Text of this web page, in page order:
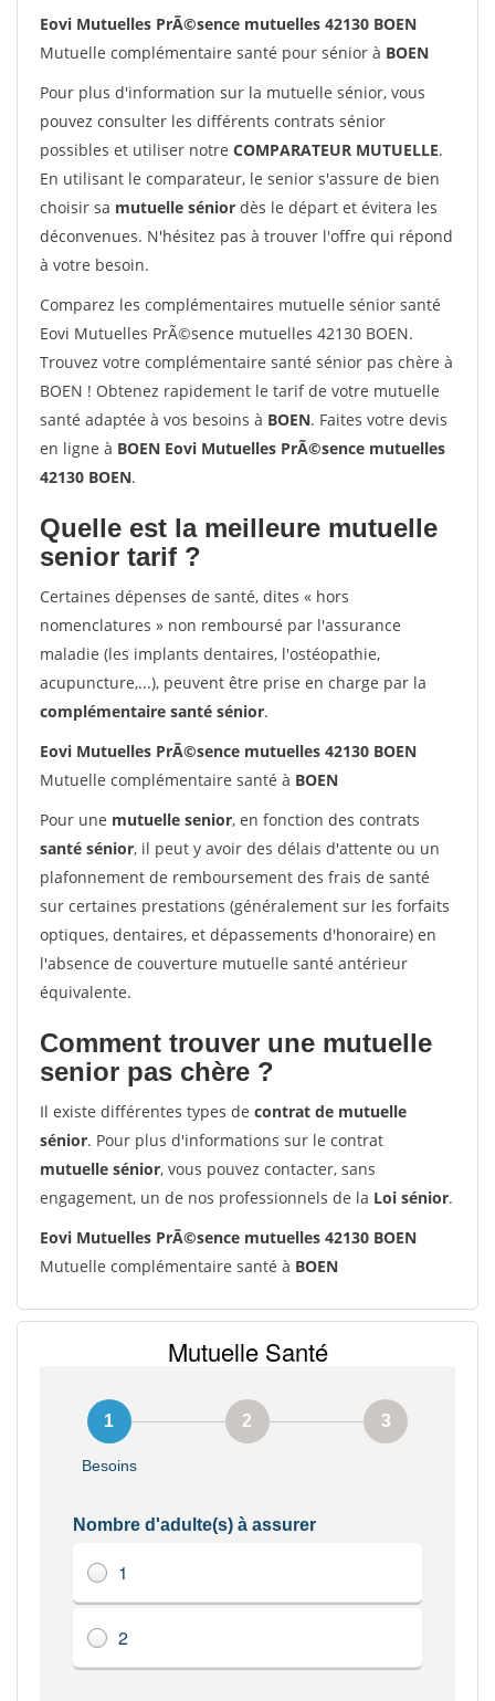
Eovi Mutuelles PrÃ©sence mutuelles 42130 BOEN
Mutuelle complémentaire santé pour sénior à BOEN
Pour plus d'information sur la mutuelle sénior, vous
pouvez consulter les différents contrats sénior
possibles et utiliser notre COMPARATEUR MUTUELLE.
En utilisant le comparateur, le senior s'assure de bien
choisir sa mutuelle sénior dès le départ et évitera les
déconvenues. N'hésitez pas à trouver l'offre qui répond
à votre besoin.
Comparez les complémentaires mutuelle sénior santé
Eovi Mutuelles PrÃ©sence mutuelles 42130 BOEN.
Trouvez votre complémentaire santé sénior pas chère à
BOEN ! Obtenez rapidement le tarif de votre mutuelle
santé adaptée à vos besoins à BOEN. Faites votre devis
en ligne à BOEN Eovi Mutuelles PrÃ©sence mutuelles
42130 BOEN.
Quelle est la meilleure mutuelle
senior tarif ?
Certaines dépenses de santé, dites « hors
nomenclatures » non remboursé par l'assurance
maladie (les implants dentaires, l'ostéopathie,
acupuncture,...), peuvent être prise en charge par la
complémentaire santé sénior.
Eovi Mutuelles PrÃ©sence mutuelles 42130 BOEN
Mutuelle complémentaire santé à BOEN
Pour une mutuelle senior, en fonction des contrats
santé sénior, il peut y avoir des délais d'attente ou un
plafonnement de remboursement des frais de santé
sur certaines prestations (généralement sur les forfaits
optiques, dentaires, et dépassements d'honoraire) en
l'absence de couverture mutuelle santé antérieur
équivalente.
Comment trouver une mutuelle
senior pas chère ?
Il existe différentes types de contrat de mutuelle
sénior. Pour plus d'informations sur le contrat
mutuelle sénior, vous pouvez contacter, sans
engagement, un de nos professionnels de la Loi sénior.
Eovi Mutuelles PrÃ©sence mutuelles 42130 BOEN
Mutuelle complémentaire santé à BOEN